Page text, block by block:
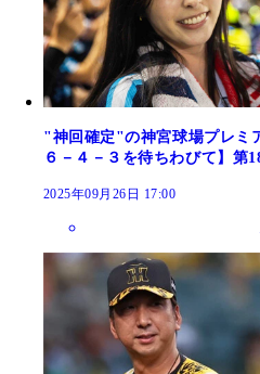
"神回確定"の神宮球場プレミ
６－４－３を待ちわびて】第
2025年09月26日 17:00